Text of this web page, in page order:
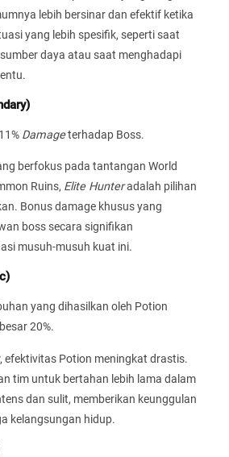
lebih bersinar dan efektif ketika
yang lebih spesifik, seperti saat
daya atau saat menghadapi
Damageterhadap Boss.
berfokus pada tantangan World
Ruins, Elite Hunteradalah pilihan
Bonus damage khusus yang
boss secara signifikan
musuh-musuh kuat ini.
yang dihasilkan oleh Potion
20%.
, efektivitas Potion meningkat drastis.
tim untuk bertahan lebih lama dalam
dan sulit, memberikan keunggulan
kelangsungan hidup.